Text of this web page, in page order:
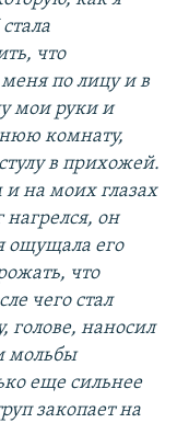
что
по лицу и в
мои руки и
комнату,
в прихожей.
на моих глазах
нагрелся, он
ощущала его
что
чего стал
голове, наносил
мольбы
еще сильнее
закопает на